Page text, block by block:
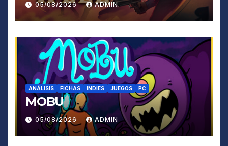
05/08/2026 ADMIN
ANÁLISIS FICHAS INDIES JUEGOS PC
MOBU
05/08/2026 ADMIN